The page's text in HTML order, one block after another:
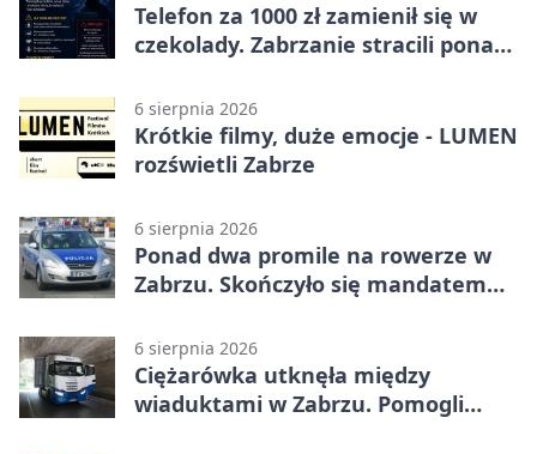
Telefon za 1000 zł zamienił się w
czekolady. Zabrzanie stracili ponad
6 sierpnia 2026
Krótkie filmy, duże emocje - LUMEN
rozświetli Zabrze
6 sierpnia 2026
Ponad dwa promile na rowerze w
Zabrzu. Skończyło się mandatem
6 sierpnia 2026
Ciężarówka utknęła między
wiaduktami w Zabrzu. Pomogli